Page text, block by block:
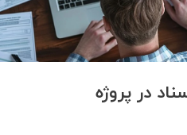
در پروژه